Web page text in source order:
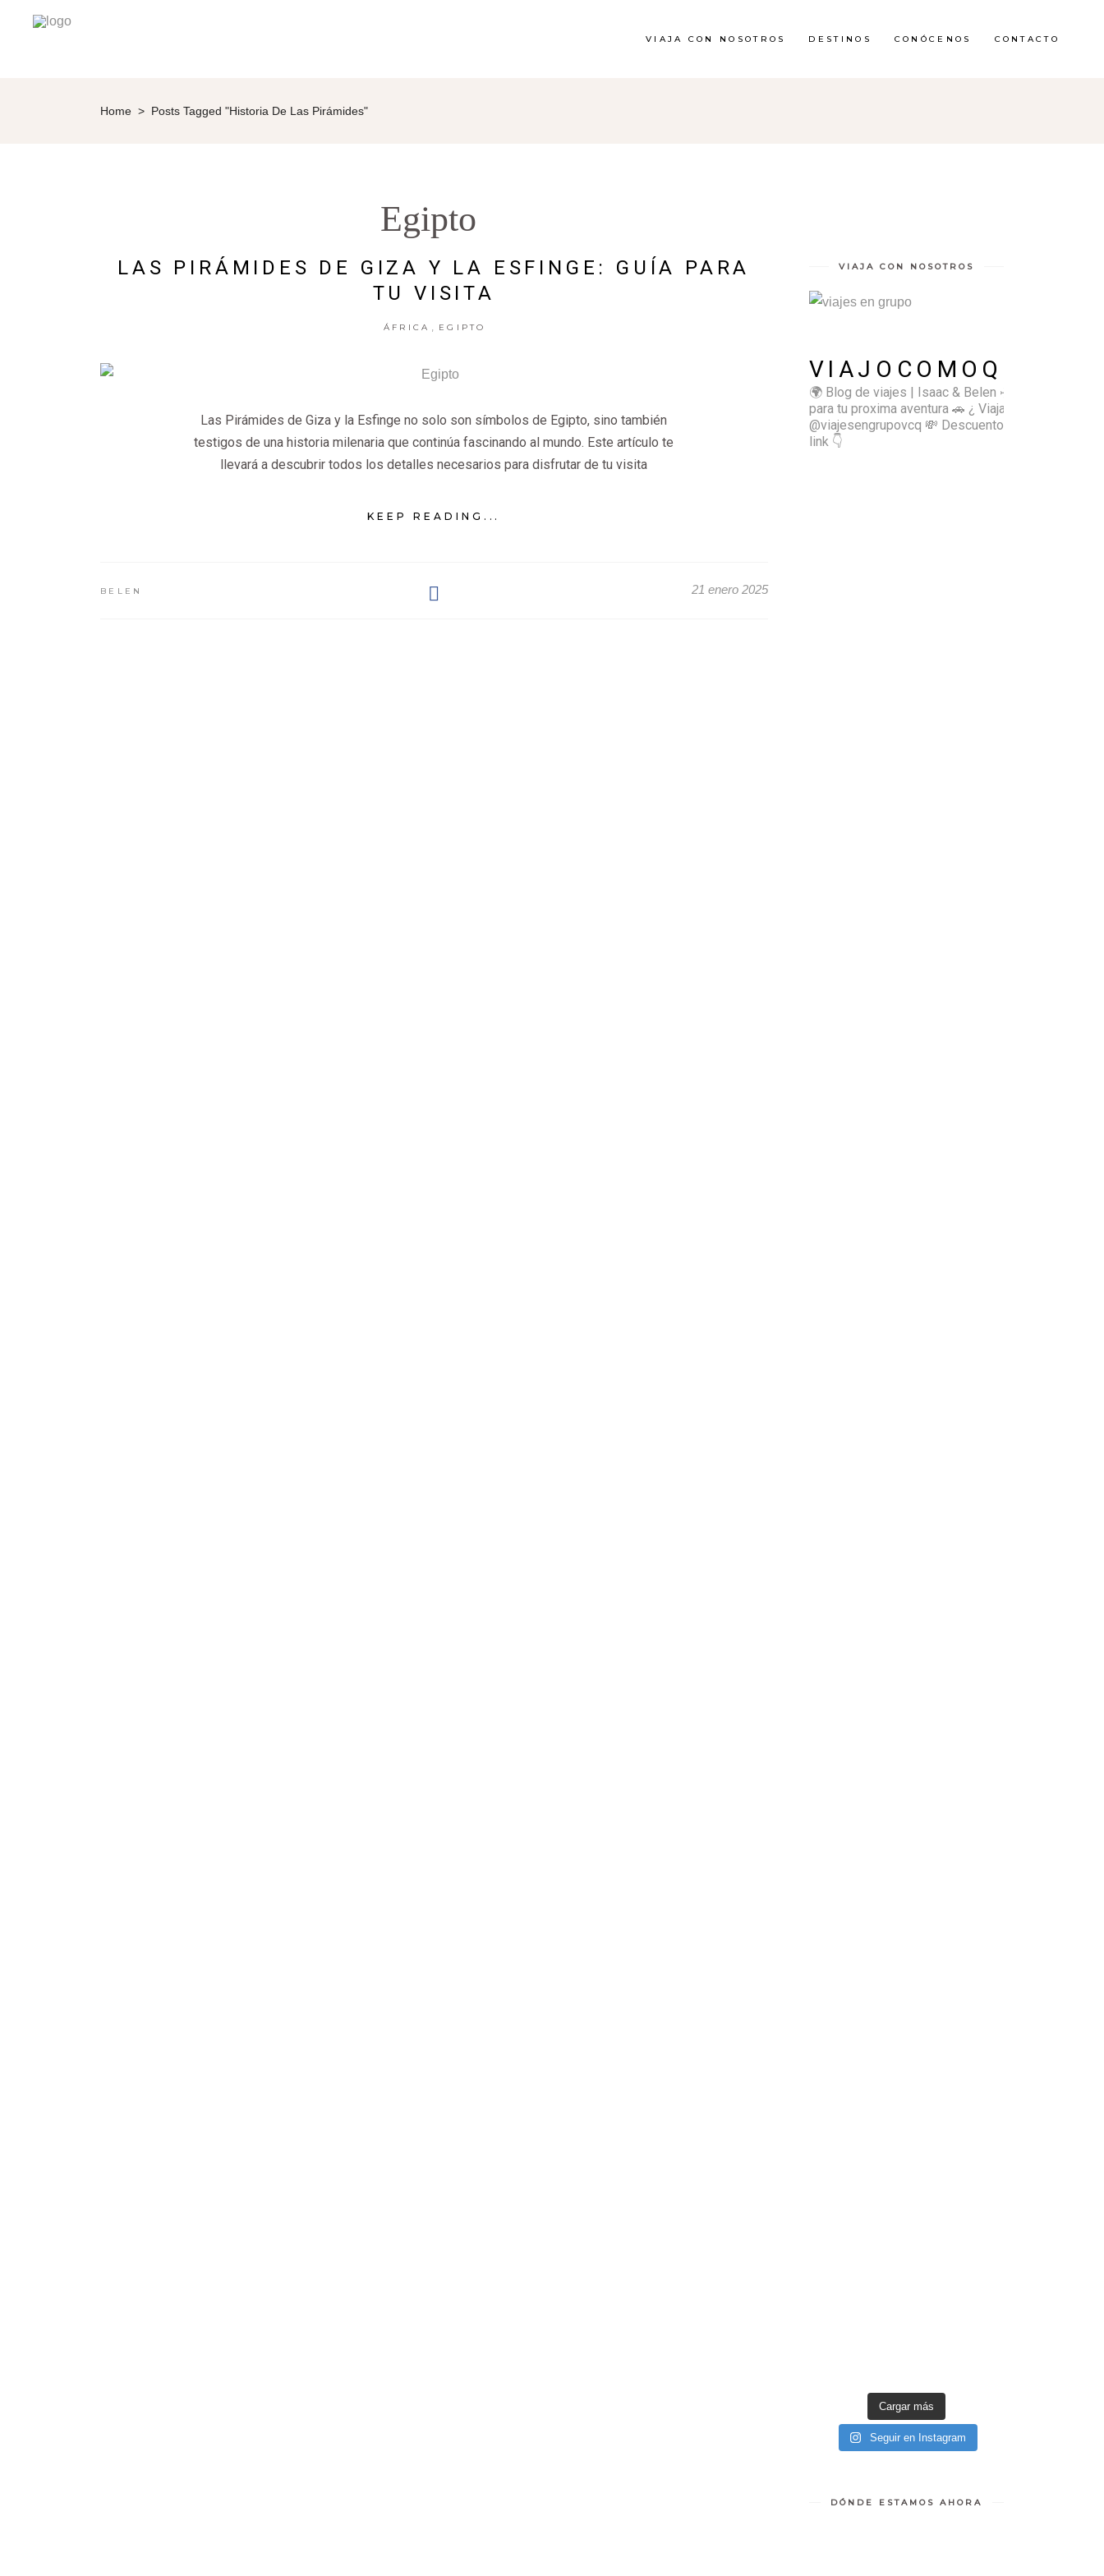
VIAJA CON NOSOTROS DESTINOS CONÓCENOS CONTACTO
Home > Posts Tagged "historia De Las Pirámides"
Egipto
LAS PIRÁMIDES DE GIZA Y LA ESFINGE: GUÍA PARA
TU VISITA
ÁFRICA EGIPTO
Las Pirámides de Giza y la Esfinge no solo son símbolos de Egipto, sino también
testigos de una historia milenaria que continúa fascinando al mundo. Este artículo te
llevará a descubrir todos los detalles necesarios para disfrutar de tu visita
KEEP READING...
BELEN 21 enero 2025
VIAJA CON NOSOTROS
VIAJOCOMOQUIERO
🌍 Blog de viajes | Isaac & Belen ✈️ Inspírate
para tu proxima aventura 🚗 ¿ Viajas sol@? 👉🏻
@viajesengrupovcq 💸 Descuentos y tips en el
link 👇
Cargar más
Seguir en Instagram
DÓNDE ESTAMOS AHORA